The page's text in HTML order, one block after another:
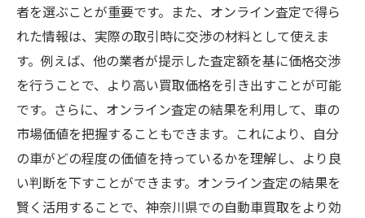
者を選ぶことが重要です。また、オンライン査定で得ら
れた情報は、実際の取引時に交渉の材料として使えま
す。例えば、他の業者が提示した査定額を基に価格交渉
を行うことで、より高い買取価格を引き出すことが可能
です。さらに、オンライン査定の結果を利用して、車の
市場価値を把握することもできます。これにより、自分
の車がどの程度の価値を持っているかを理解し、より良
い判断を下すことができます。オンライン査定の結果を
賢く活用することで、神奈川県での自動車買取をより効